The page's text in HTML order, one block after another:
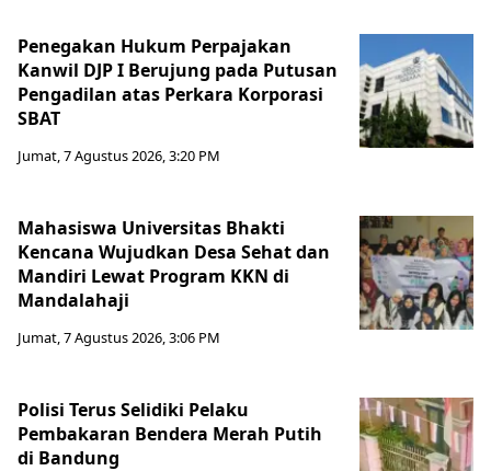
Penegakan Hukum Perpajakan
Kanwil DJP I Berujung pada Putusan
Pengadilan atas Perkara Korporasi
SBAT
Jumat, 7 Agustus 2026, 3:20 PM
Mahasiswa Universitas Bhakti
Kencana Wujudkan Desa Sehat dan
Mandiri Lewat Program KKN di
Mandalahaji
Jumat, 7 Agustus 2026, 3:06 PM
Polisi Terus Selidiki Pelaku
Pembakaran Bendera Merah Putih
di Bandung